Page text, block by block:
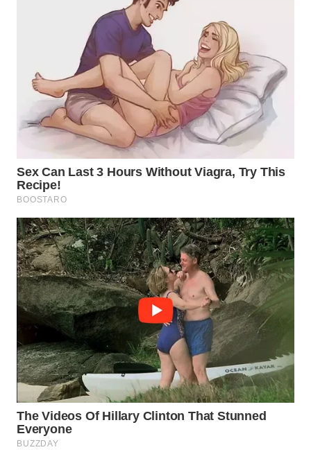
BINJAI
WN
CIREBON
WN
INDRAMAYU
KUNINGAN
WN
MAJALENGKA
WN
SUBANG
WN
SUKABUMI
WN
PURWAKARTA